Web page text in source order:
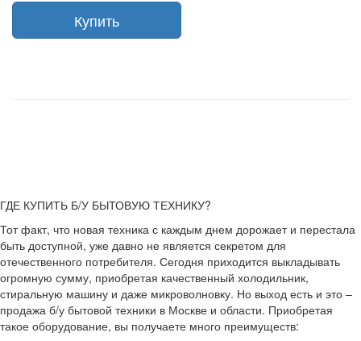
ГДЕ КУПИТЬ Б/У БЫТОВУЮ ТЕХНИКУ?
Тот факт, что новая техника с каждым днем дорожает и перестала
быть доступной, уже давно не является секретом для
отечественного потребителя. Сегодня приходится выкладывать
огромную сумму, приобретая качественный холодильник,
стиральную машину и даже микроволновку. Но выход есть и это –
продажа б/у бытовой техники в Москве и области. Приобретая
такое оборудование, вы получаете много преимуществ: